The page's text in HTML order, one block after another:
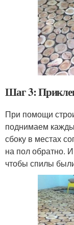
Шаг 3:
При помощи
поднимаем
сбоку в местах
на пол обратно.
чтобы спилы